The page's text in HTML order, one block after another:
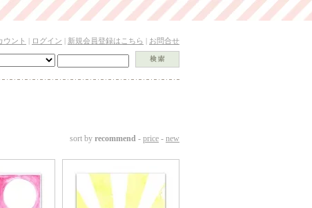
ウント | ログイン | 新規会員登録はこちら | お問合せ
sort by recommend - price - new